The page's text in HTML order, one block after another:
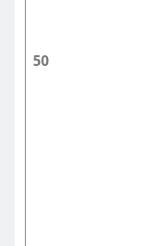
50